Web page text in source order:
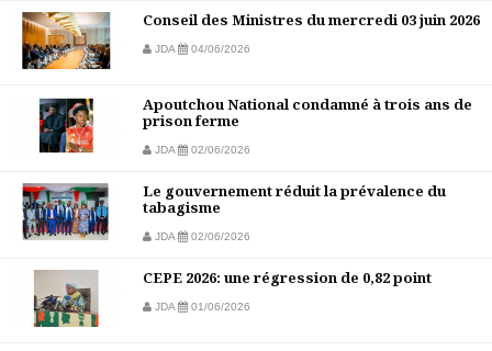
Conseil des Ministres du mercredi 03 juin 2026
JDA 04/06/2026
Apoutchou National condamné à trois ans de
prison ferme
JDA 02/06/2026
Le gouvernement réduit la prévalence du
tabagisme
JDA 02/06/2026
CEPE 2026: une régression de 0,82 point
JDA 01/06/2026